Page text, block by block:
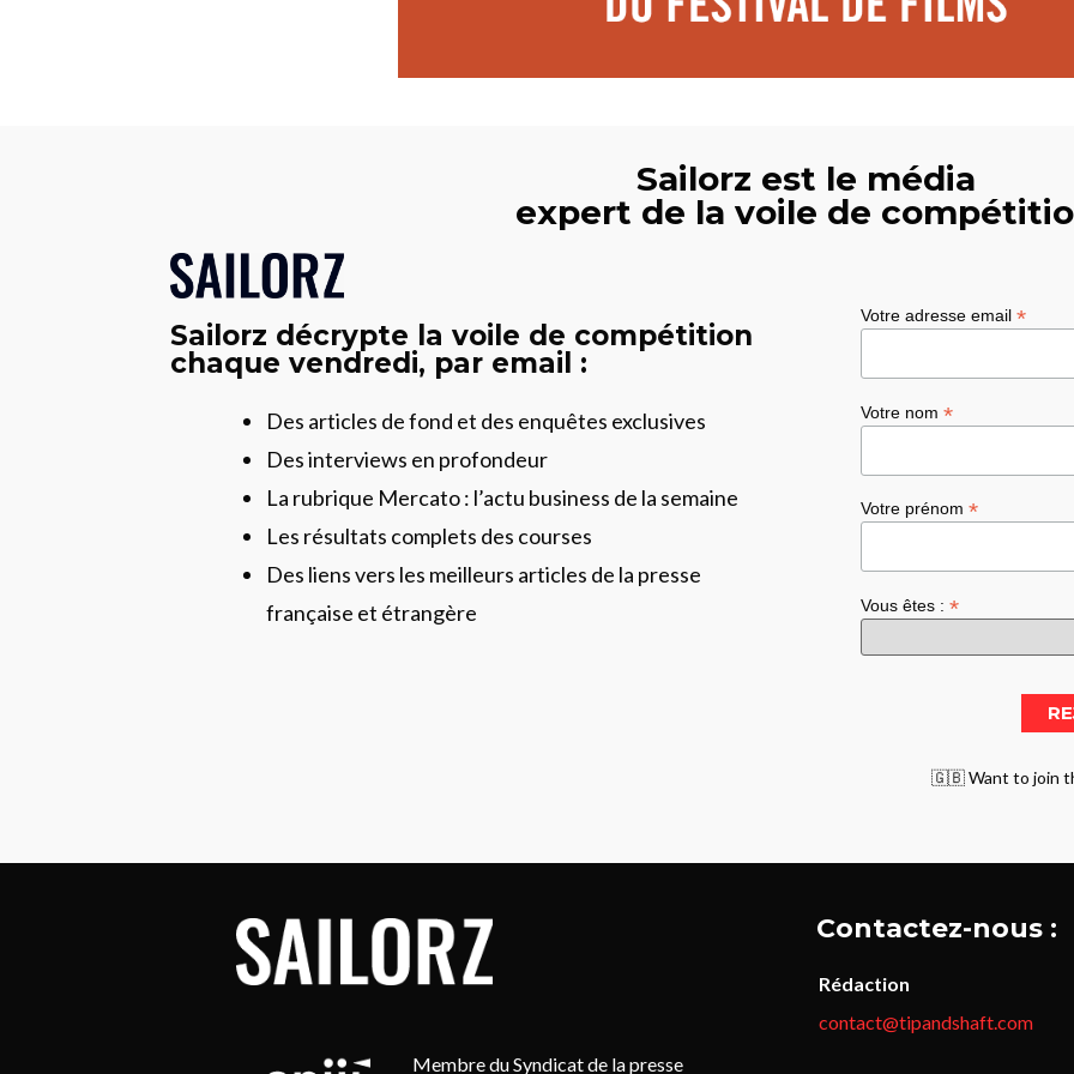
Sailorz est le média
expert de la voile de
Sailorz décrypte la voile de compétition
chaque vendredi, par email :
Des articles de fond et des enquêtes exclusives
Des interviews en profondeur
La rubrique Mercato : l’actu business de la semaine
Les résultats complets des courses
Des liens vers les meilleurs articles de la presse
française et étrangère
Votre adresse email *
Votre nom *
Votre prénom *
Vous êtes : *
🇬🇧 Want to join
Membre du Syndicat de la presse
Contactez-nous :
Rédaction
contact@tipandshaft.com